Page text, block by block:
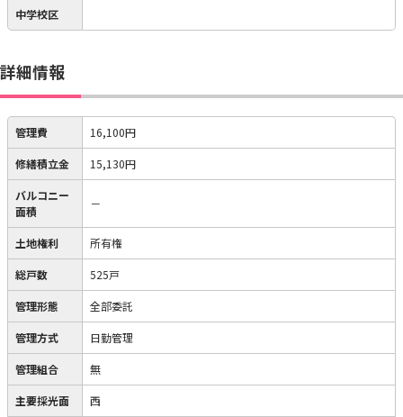
中学校区
詳細情報
管理費 16,100円
修繕積立金 15,130円
バルコニー
面積
－
土地権利 所有権
総戸数 525戸
管理形態 全部委託
管理方式 日勤管理
管理組合 無
主要採光面 西